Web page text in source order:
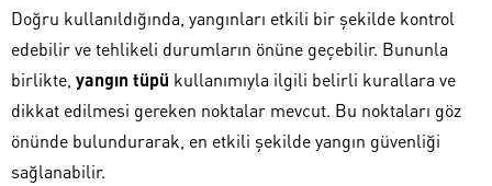
Doğru kullanıldığında, yangınları etkili bir şekilde kontrol
edebilir ve tehlikeli durumların önüne geçebilir. Bununla
birlikte, yangın tüpü kullanımıyla ilgili belirli kurallara ve
dikkat edilmesi gereken noktalar mevcut. Bu noktaları göz
önünde bulundurarak, en etkili şekilde yangın güvenliği
sağlanabilir.